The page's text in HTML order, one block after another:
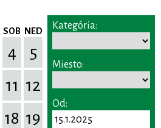
SOB NED
4
5
11 12
18 19
Kategória:
Miesto:
Od: